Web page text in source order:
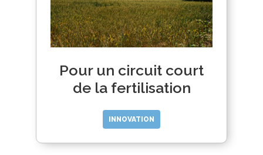
Pour un circuit court
de la fertilisation
INNOVATION